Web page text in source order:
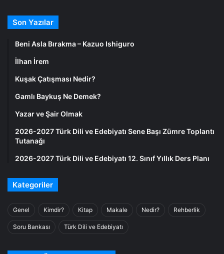
Son Yazılar
Beni Asla Bırakma – Kazuo Ishiguro
İlhan İrem
Kuşak Çatışması Nedir?
Gamlı Baykuş Ne Demek?
Yazar ve Şair Olmak
2026-2027 Türk Dili ve Edebiyatı Sene Başı Zümre Toplantı
Tutanağı
2026-2027 Türk Dili ve Edebiyatı 12. Sınıf Yıllık Ders Planı
Kategoriler
Genel Kimdir? Kitap Makale Nedir? Rehberlik
Soru Bankası Türk Dili ve Edebiyatı